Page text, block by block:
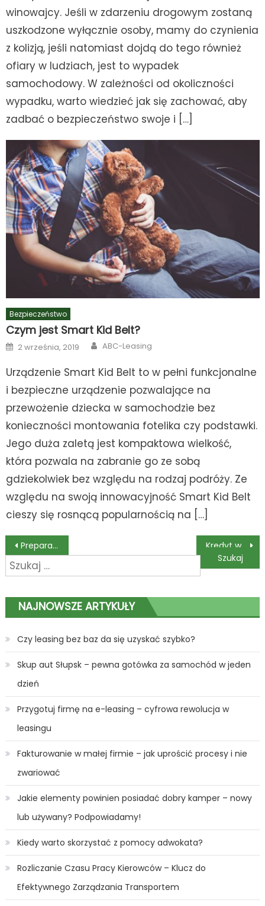
winowajcy. Jeśli w zdarzeniu drogowym zostaną
uszkodzone wyłącznie osoby, mamy do czynienia
z kolizją, jeśli natomiast dojdą do tego również
ofiary w ludziach, jest to wypadek
samochodowy. W zależności od okoliczności
wypadku, warto wiedzieć jak się zachować, aby
zadbać o bezpieczeństwo swoje i […]
Bezpieczeństwo
Czym jest Smart Kid Belt?
Posted
on
2 września, 2019 Author
ABC-Leasing
Urządzenie Smart Kid Belt to w pełni funkcjonalne
i bezpieczne urządzenie pozwalające na
przewożenie dziecka w samochodzie bez
konieczności montowania fotelika czy podstawki.
Jego duża zaletą jest kompaktowa wielkość,
która pozwala na zabranie go ze sobą
gdziekolwiek bez względu na rodzaj podróży. Ze
względu na swoją innowacyjność Smart Kid Belt
cieszy się rosnącą popularnością na […]
Nawigacja
wpisu
Preparaty do ochrony karoserii przed rdzą Kredyt w banku samochodowym
Szukaj:
NAJNOWSZE ARTYKUŁY
Czy leasing bez baz da się uzyskać szybko?
Skup aut Słupsk – pewna gotówka za samochód w jeden
dzień
Przygotuj firmę na e-leasing – cyfrowa rewolucja w
leasingu
Fakturowanie w małej firmie – jak uprościć procesy i nie
zwariować
Jakie elementy powinien posiadać dobry kamper – nowy
lub używany? Podpowiadamy!
Kiedy warto skorzystać z pomocy adwokata?
Rozliczanie Czasu Pracy Kierowców – Klucz do
Efektywnego Zarządzania Transportem